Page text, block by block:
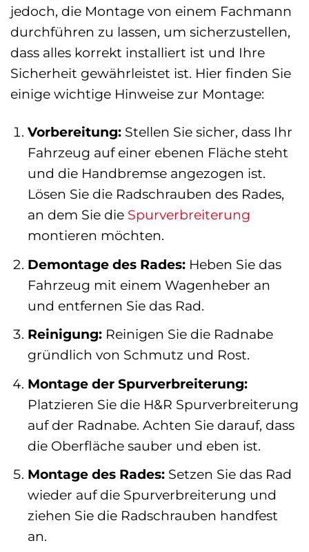
jedoch, die Montage von einem Fachmann
durchführen zu lassen, um sicherzustellen,
dass alles korrekt installiert ist und Ihre
Sicherheit gewährleistet ist. Hier finden Sie
einige wichtige Hinweise zur Montage:
Vorbereitung:Stellen Sie sicher, dass Ihr
Fahrzeug auf einer ebenen Fläche steht
und die Handbremse angezogen ist.
Lösen Sie die Radschrauben des Rades,
an dem Sie die Spurverbreiterung
montieren möchten.
Demontage des Rades:Heben Sie das
Fahrzeug mit einem Wagenheber an
und entfernen Sie das Rad.
Reinigung:Reinigen Sie die Radnabe
gründlich von Schmutz und Rost.
Montage der Spurverbreiterung:
Platzieren Sie die H&R Spurverbreiterung
auf der Radnabe. Achten Sie darauf, dass
die Oberfläche sauber und eben ist.
Montage des Rades:Setzen Sie das Rad
wieder auf die Spurverbreiterung und
ziehen Sie die Radschrauben handfest
an.